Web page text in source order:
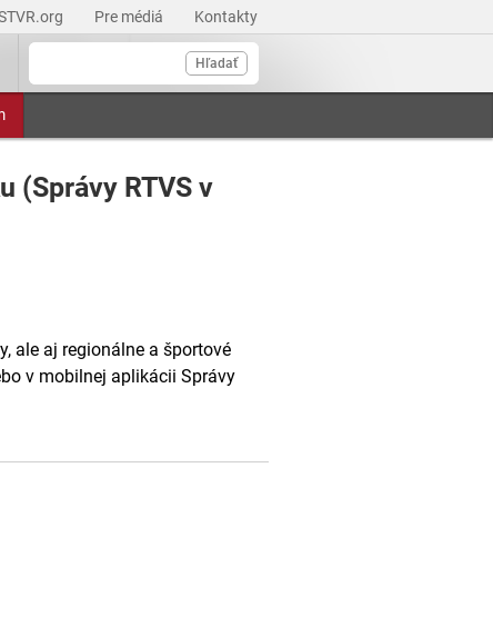
Pre médiá Kontakty
Hľadať
(Správy RTVS v
ale aj regionálne a športové
v mobilnej aplikácii Správy